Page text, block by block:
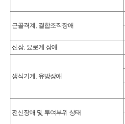
근골격계, 결합조직장애
신장, 요로계 장애
생식기계, 유방장애
전신장애 및 투여부위 상태